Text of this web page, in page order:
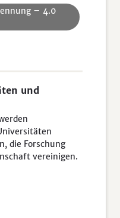
– 4.0
und
die Forschung
vereinigen.